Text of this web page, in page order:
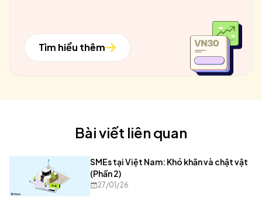
Tìm hiểu thêm
Bài viết liên quan
SMEs tại Việt Nam: Khó khăn và chật vật
(Phần 2)
27/01/26